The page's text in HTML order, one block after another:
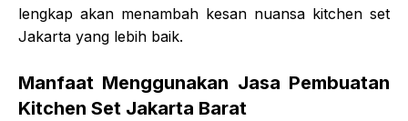
lengkap akan menambah kesan nuansa kitchen set
Jakarta yang lebih baik.
Manfaat Menggunakan Jasa Pembuatan
Kitchen Set Jakarta Barat